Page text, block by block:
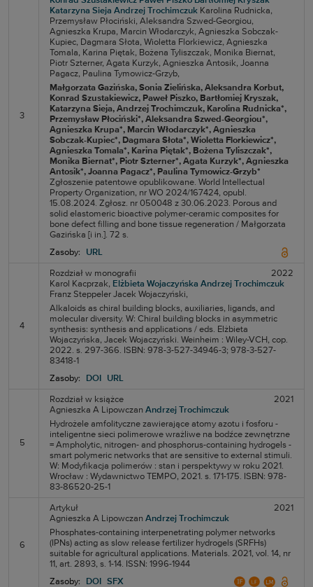
3
Katarzyna Sieja Andrzej Trochimczuk Karolina Rudnicka,
Przemysław Płociński, Aleksandra Szwed-Georgiou,
Agnieszka Krupa, Marcin Włodarczyk, Agnieszka Sobczak-
Kupiec, Dagmara Słota, Wioletta Florkiewicz, Agnieszka
Tomala, Karina Piętak, Bożena Tyliszczak, Monika Biernat,
Piotr Szterner, Agata Kurzyk, Agnieszka Antosik, Joanna
Pagacz, Paulina Tymowicz-Grzyb,
Małgorzata Gazińska, Sonia Zielińska, Aleksandra Korbut,
Konrad Szustakiewicz, Paweł Piszko, Bartłomiej Kryszak,
Katarzyna Sieja, Andrzej Trochimczuk, Karolina Rudnicka*,
Przemysław Płociński*, Aleksandra Szwed-Georgiou*,
Agnieszka Krupa*, Marcin Włodarczyk*, Agnieszka
Sobczak-Kupiec*, Dagmara Słota*, Wioletta Florkiewicz*,
Agnieszka Tomala*, Karina Piętak*, Bożena Tyliszczak*,
Monika Biernat*, Piotr Szterner*, Agata Kurzyk*, Agnieszka
Antosik*, Joanna Pagacz*, Paulina Tymowicz-Grzyb*
Zgłoszenie patentowe opublikowane. World Intellectual
Property Organization, nr WO 2024/167424, opubl.
15.08.2024. Zgłosz. nr 050048 z 30.06.2023. Porous and
solid elastomeric bioactive polymer-ceramic composites for
bone defect filling and bone tissue regeneration / Małgorzata
Gazińska [i in.]. 72 s.
Zasoby:
URL
4
Rozdział w monografii
2022
Karol Kacprzak, Elżbieta Wojaczyńska Andrzej Trochimczuk
Franz Steppeler Jacek Wojaczyński,
Alkaloids as chiral building blocks, auxiliaries, ligands, and
molecular diversity. W: Chiral building blocks in asymmetric
synthesis: synthesis and applications / eds. Elżbieta
Wojaczyńska, Jacek Wojaczyński. Weinheim : Wiley-VCH, cop.
2022. s. 297-366. ISBN: 978-3-527-34946-3; 978-3-527-
83418-1
Zasoby:
DOI URL
5
Rozdział w książce
2021
Agnieszka A Lipowczan Andrzej Trochimczuk
Hydrożele amfolityczne zawierające atomy azotu i fosforu -
inteligentne sieci polimerowe wrażliwe na bodźce zewnętrzne
= Ampholytic, nitrogen- and phosphorus-containing hydrogels -
smart polymeric networks that are sensitive to external stimuli.
W: Modyfikacja polimerów : stan i perspektywy w roku 2021.
Wrocław : Wydawnictwo TEMPO, 2021. s. 171-175. ISBN: 978-
83-86520-25-1
6
Artykuł
2021
Agnieszka A Lipowczan Andrzej Trochimczuk
Phosphates-containing interpenetrating polymer networks
(IPNs) acting as slow release fertilizer hydrogels (SRFHs)
suitable for agricultural applications. Materials. 2021, vol. 14, nr
11, art. 2893, s. 1-14. ISSN: 1996-1944
Zasoby:
DOI SFX